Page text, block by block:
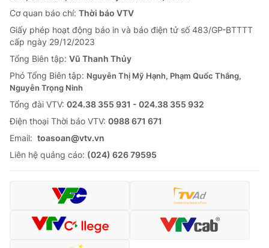
Cơ quan báo chí: Thời báo VTV
Giấy phép hoạt động báo in và báo điện tử số 483/GP-BTTTT
cấp ngày 29/12/2023
Tổng Biên tập: Vũ Thanh Thủy
Phó Tổng Biên tập: Nguyễn Thị Mỹ Hạnh, Phạm Quốc Thắng,
Nguyễn Trọng Ninh
Tổng đài VTV: 024.38 355 931 - 024.38 355 932
Ðiện thoại Thời báo VTV: 0988 671 671
Email: toasoan@vtv.vn
Liên hệ quảng cáo: (024) 626 79595